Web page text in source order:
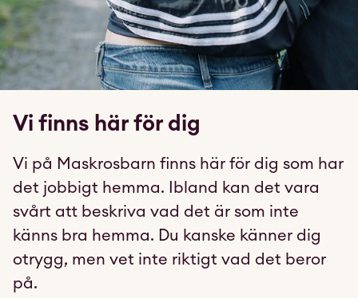
Vi finns här för dig
Vi på Maskrosbarn finns här för dig som har
det jobbigt hemma. Ibland kan det vara
svårt att beskriva vad det är som inte
känns bra hemma. Du kanske känner dig
otrygg, men vet inte riktigt vad det beror
på.